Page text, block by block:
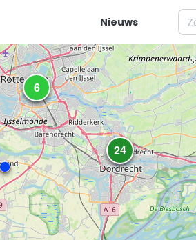
Video's
Agenda
Regionale toernooien
Competitie
Ranglijsten
Meest gestelde vragen
Nieuws
6
24